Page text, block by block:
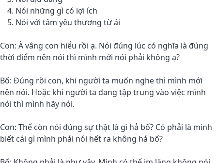
Nói những gì có lợi ích
Nói với tâm yêu thương từ ái
Con: À vâng con hiểu rồi ạ. Nói đúng lúc có nghĩa là đúng
thời điểm nên nói thì mình mới nói phải không ạ?
Bố: Đúng rồi con, khi người ta muốn nghe thì mình mới
nên nói. Hoặc khi người ta đang tập trung vào việc mình
nói thì mình hãy nói.
Con: Thế còn nói đúng sự thật là gì hả bố? Có phải là mình
biết cái gì mình phải nói hết ra không hả bố?